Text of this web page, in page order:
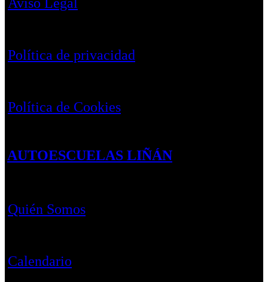
Política de privacidad
Política de Cookies
AUTOESCUELAS LIÑÁN
Quién Somos
Calendario